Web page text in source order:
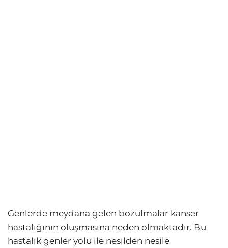
Genlerde meydana gelen bozulmalar kanser
hastalığının oluşmasına neden olmaktadır. Bu
hastalık genler yolu ile nesilden nesile